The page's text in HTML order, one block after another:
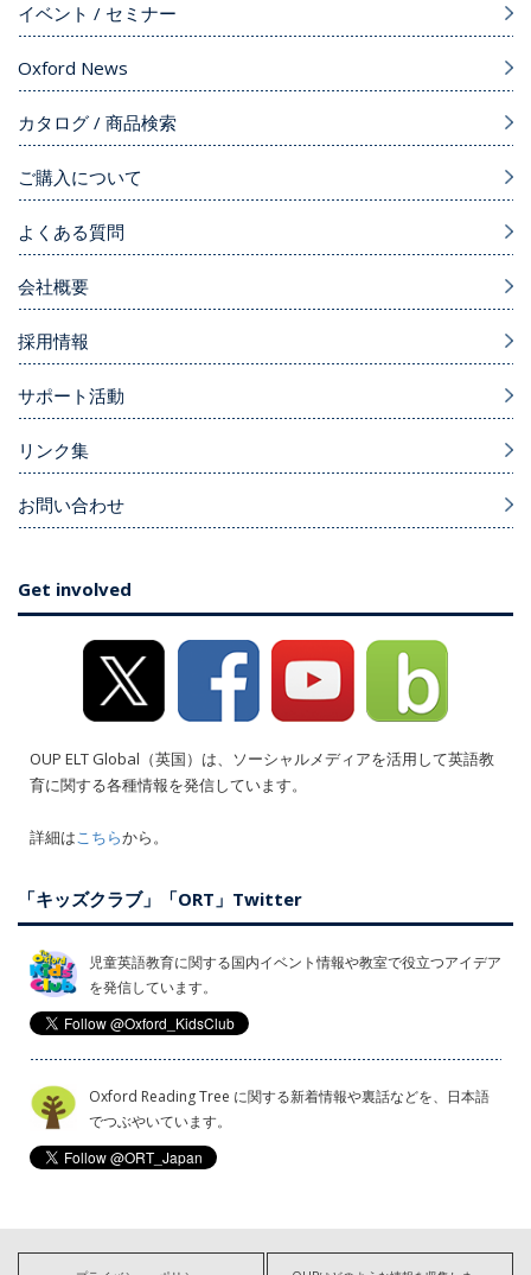
イベント / セミナー
Oxford News
カタログ / 商品検索
ご購入について
よくある質問
会社概要
採用情報
サポート活動
リンク集
お問い合わせ
Get involved
OUP ELT Global（英国）は、ソーシャルメディアを活用して英語教
育に関する各種情報を発信しています。
詳細はこちらから。
「キッズクラブ」「ORT」Twitter
児童英語教育に関する国内イベント情報や教室で役立つアイデア
を発信しています。
Oxford Reading Tree に関する新着情報や裏話などを、日本語
でつぶやいています。